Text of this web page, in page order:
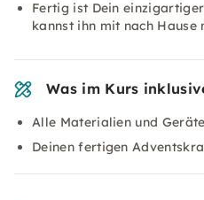
Fertig ist Dein
kannst ihn mit nach Hause
Was im Kurs
Alle Materialien und
Deinen fertigen